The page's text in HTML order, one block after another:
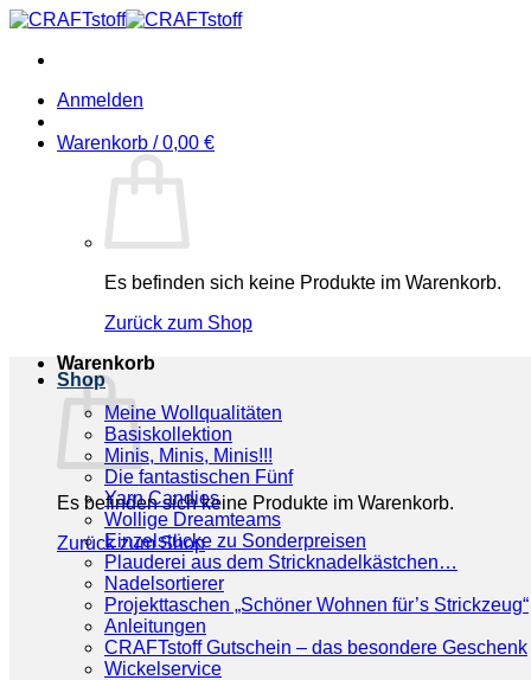
Zum
springen
Anmelden
Warenkorb /0,00 €
Es befinden sich keine Produkte im Warenkorb.
Zurück zum Shop
Warenkorb
Es befinden sich keine Produkte im Warenkorb.
Zurück zum Shop
Shop
Meine Wollqualitäten
Basiskollektion
Minis, Minis, Minis!!!
Die fantastischen Fünf
Yarn Candies
Wollige Dreamteams
Einzelstücke zu Sonderpreisen
Plauderei aus dem Stricknadelkästchen…
Nadelsortierer
Projekttaschen „Schöner Wohnen für’s Strickzeug“
Anleitungen
CRAFTstoff Gutschein – das besondere Geschenk
Wickelservice